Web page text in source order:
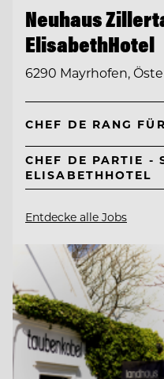
Neuhaus
ElisabethHotel
6290 Mayrhofen,
CHEF DE RANG
CHEF DE PARTIE - SAUCIER IM
ELISABETHHOTEL
Entdecke alle Jobs